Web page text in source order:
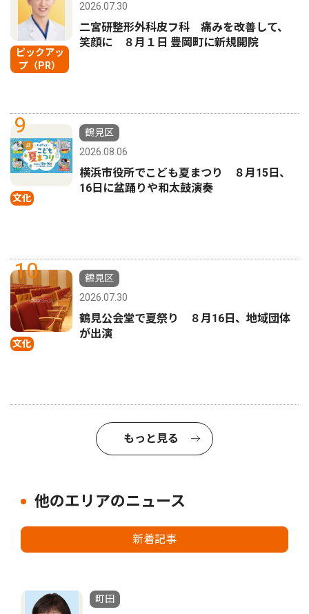
ピックアッ
プ（PR）
2026.07.30
二宮研整形外科皮フ科 痛みを改善して、
笑顔に ８月１日 豊岡町に新規開院
9
文化
鶴見区
2026.08.06
横浜市役所でこども夏まつり ８月15日、
16日に盆踊りや和太鼓演奏
10
文化
鶴見区
2026.07.30
鶴見公会堂で夏祭り ８月16日、地域団体
が出演
もっと見る
他のエリアのニュース
新着記事
町田